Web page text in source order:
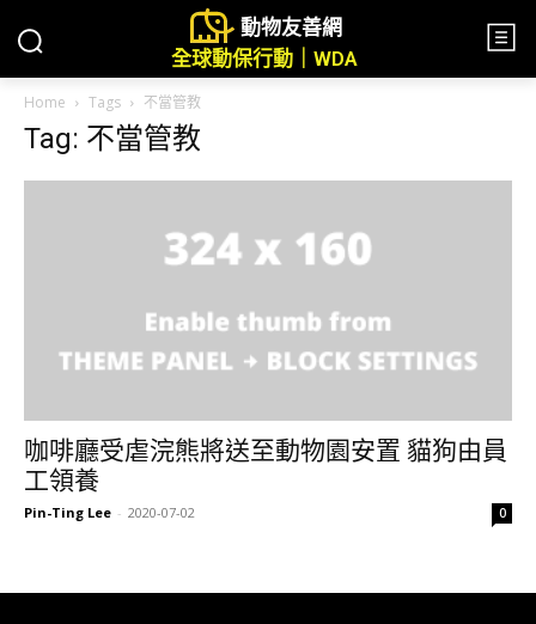
動物友善網
全球動保行動｜WDA
Home Tags 不當管教
Tag: 不當管教
咖啡廳受虐浣熊將送至動物園安置 貓狗由員
工領養
Pin-Ting Lee - 2020-07-02 0